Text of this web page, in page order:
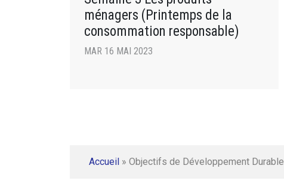
ménagers (Printemps de la
consommation responsable)
MAR 16 MAI 2023
Accueil » Objectifs de Développement Durable